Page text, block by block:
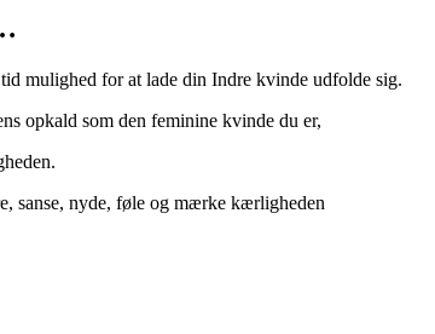
mulighed for at lade din Indre kvinde udfolde sig.
opkald som den feminine kvinde du er,
sanse, nyde, føle og mærke kærligheden